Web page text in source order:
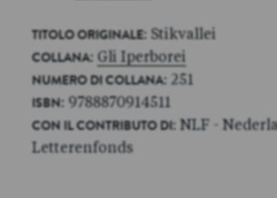
TITOLO ORIGINALE: Stikvallei
COLLANA: Gli Iperborei
NUMERO DI COLLANA: 251
ISBN: 9788870914511
CON IL CONTRIBUTO DI: NLF -
Letterenfonds